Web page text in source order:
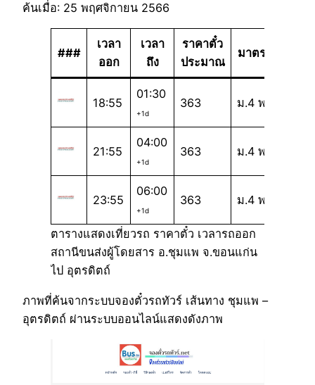
ค้นเมื่อ: 25 พฤศจิกายน 2566
###
เวลา
ออก
เวลา
ถึง
ราคาตั๋ว
ประมาณ
มาตรฐาน
18:55
01:30
+1d
363 ม.4 พ
21:55
04:00
+1d
363 ม.4 พ
23:55
06:00
+1d
363 ม.4 พ
ตารางแสดงเที่ยวรถ ราคาตั๋ว เวลารถออก
สถานีขนส่งผู้โดยสาร อ.ชุมแพ จ.ขอนแก่น
ไป อุตรดิตถ์
ภาพที่ค้นจากระบบจองตั๋วรถทัวร์ เส้นทาง ชุมแพ –
อุตรดิตถ์ ผ่านระบบออนไลน์แสดงดังภาพ